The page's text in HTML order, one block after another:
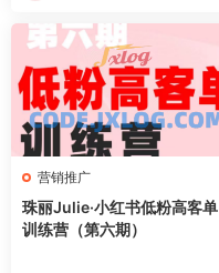
营销推广
珠丽Julie·小红书低粉高客单
训练营（第六期）